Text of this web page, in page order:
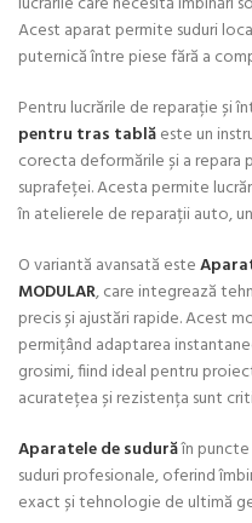
Acest aparat permite suduri
puternică între piese fără a
Pentru lucrările de reparație și
pentru tras tablăeste un
corecta deformările și a
suprafeței. Acesta permite
în atelierele de reparații auto,
O variantă avansată este
MODULAR, care integrează
precis și ajustări rapide. Acest
permițând adaptarea
grosimi, fiind ideal pentru
acuratețea și rezistența sunt
Aparatele de sudurăîn
suduri profesionale, oferind
exact și tehnologie de ultimă